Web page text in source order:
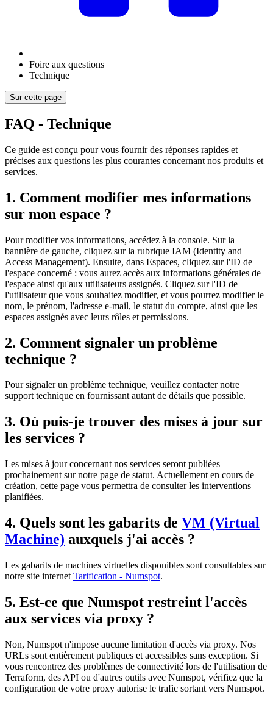
Foire aux questions
Technique
Sur cette page
FAQ - Technique
Ce guide est conçu pour vous fournir des réponses rapides et
précises aux questions les plus courantes concernant nos produits et
services.
1. Comment modifier mes informations
sur mon espace ?
Pour modifier vos informations, accédez à la console. Sur la
bannière de gauche, cliquez sur la rubrique IAM (Identity and
Access Management). Ensuite, dans Espaces, cliquez sur l'ID de
l'espace concerné : vous aurez accès aux informations générales de
l'espace ainsi qu'aux utilisateurs assignés. Cliquez sur l'ID de
l'utilisateur que vous souhaitez modifier, et vous pourrez modifier le
nom, le prénom, l'adresse e-mail, le statut du compte, ainsi que les
espaces assignés avec leurs rôles et permissions.
2. Comment signaler un problème
technique ?
Pour signaler un problème technique, veuillez contacter notre
support technique en fournissant autant de détails que possible.
3. Où puis-je trouver des mises à jour sur
les services ?
Les mises à jour concernant nos services seront publiées
prochainement sur notre page de statut. Actuellement en cours de
création, cette page vous permettra de consulter les interventions
planifiées.
4. Quels sont les gabarits de VM (Virtual
Machine) auxquels j'ai accès ?
Les gabarits de machines virtuelles disponibles sont consultables sur
notre site internet Tarification - Numspot.
5. Est-ce que Numspot restreint l'accès
aux services via proxy ?
Non, Numspot n'impose aucune limitation d'accès via proxy. Nos
URLs sont entièrement publiques et accessibles sans exception. Si
vous rencontrez des problèmes de connectivité lors de l'utilisation de
Terraform, des API ou d'autres outils avec Numspot, vérifiez que la
configuration de votre proxy autorise le trafic sortant vers Numspot.